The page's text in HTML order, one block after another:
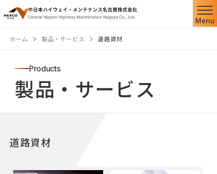
Menu
ホーム 製品・サービス 道路資材
Products
製品・サービス
道路資材